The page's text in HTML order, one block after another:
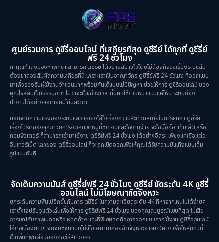
ศูนย์รวมการ ดูซีรี่ออนไลน์ ที่เสถียรที่สุด ดูซีรีย์ ได้ทุกที่ ดูซีรี่ย์
ฟรี 24 ชั่วโมง
ถ้าคุณกำลังมองหาพิกัดที่สามารถ ดูซีรีย์ ได้อย่างสบายใจโดยไม่ต้องกังวลเรื่องระบบล่ม
ต้องมาลองสัมผัสความเสถียรที่นี่ เพราะเราเป็นอาณาจักร ดูซีรี่ย์ฟรี 24 ชั่วโมง ที่ออกแบบ
มาเพื่อรองรับผู้ใช้งานจำนวนมากพร้อมกันได้แบบไม่มีปัญหา ช่วยให้การ ดูซีรี่ออนไลน์ ของ
คุณไหลลื่นเป็นธรรมชาติ ไม่ว่าจะเป็นช่วงเวลาที่มีคนใช้งานหนาแน่นแค่ไหน ระบบก็ยัง
ทำงานได้อย่างยอดเยี่ยมไม่มีสะดุด
นอกจากความแรงของระบบแล้ว เรายังใส่ใจเรื่องความสะดวกสบายในการค้นหา ดูซีรีย์
เรื่องโปรดของคุณด้วยการจัดหมวดหมู่ที่ชัดเจนและใช้งานง่าย จะใช้มือถือ แท็บเล็ต หรือ
คอมพิวเตอร์ ก็สามารถเข้ามาใช้งาน ดูซีรี่ย์ฟรี 24 ชั่วโมง ได้อย่างอิสระ เพียงแค่เชื่อมต่อ
อินเทอร์เน็ต โลกของ ดูซีรี่ออนไลน์ ก็จะถูกเปิดออกเพื่อให้คุณได้รับความบันเทิงแบบเต็ม
รูปแบบทันที
จัดเต็มความมันส์ ดูซีรี่ย์ฟรี 24 ชั่วโมง ดูซีรีย์ ชัดระดับ 4K ดูซีรี่
ออนไลน์ ไม่มีโฆษณากัดจังหวะ
ยกระดับความฟินไปอีกขั้นกับการ ดูซีรีย์ ในความละเอียดระดับ 4K ที่หาจากไหนไม่ได้ง่ายๆ
เราตั้งใจปรับจูนตัวเล่นเพื่อให้การ ดูซีรี่ย์ฟรี 24 ชั่วโมง ของคุณสมบูรณ์แบบที่สุด ไม่เสีย
อารมณ์กับภาพเบลอหรือโหลดค้าง และที่พิเศษสุดคือการออกแบบการใช้งาน ดูซีรี่ออนไลน์
ให้ต่อเนื่องยาวๆ จนจบซีซั่นแบบไม่มีโฆษณามาคอยขัดจังหวะอารมณ์ค้าง เพื่อให้สมกับที่
เป็นพื้นที่พักผ่อนของคอซีรีส์ตัวจริง